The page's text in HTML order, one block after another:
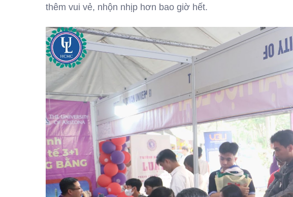
thêm vui vẻ, nhộn nhịp hơn bao giờ hết.